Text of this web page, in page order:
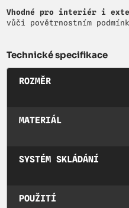
Vhodné pro interiér i
vůči povětrnostním
Technické specifikace
ROZMĚR
MATERIÁL
SYSTÉM SKLÁDÁNÍ
POUŽITÍ